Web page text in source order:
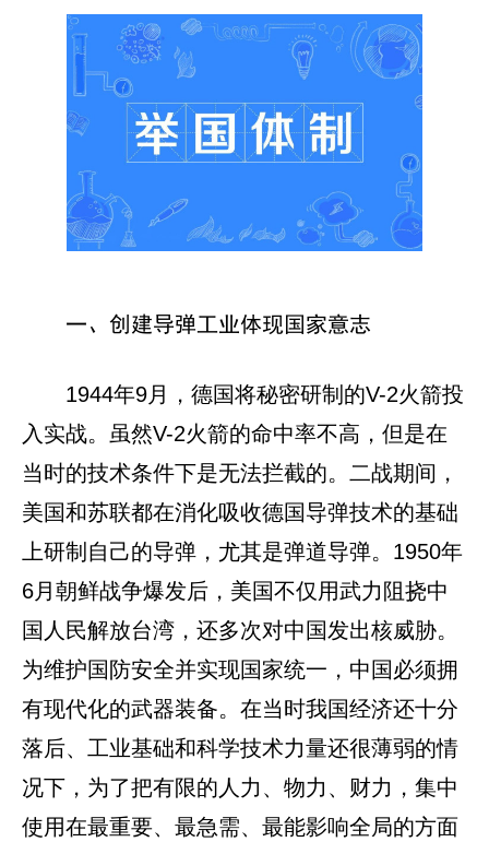
一、创建导弹工业体现国家意志
1944年9月，德国将秘密研制的V-2火箭投
入实战。虽然V-2火箭的命中率不高，但是在
当时的技术条件下是无法拦截的。二战期间，
美国和苏联都在消化吸收德国导弹技术的基础
上研制自己的导弹，尤其是弹道导弹。1950年
6月朝鲜战争爆发后，美国不仅用武力阻挠中
国人民解放台湾，还多次对中国发出核威胁。
为维护国防安全并实现国家统一，中国必须拥
有现代化的武器装备。在当时我国经济还十分
落后、工业基础和科学技术力量还很薄弱的情
况下，为了把有限的人力、物力、财力，集中
使用在最重要、最急需、最能影响全局的方面